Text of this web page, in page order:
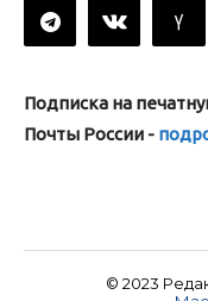
Подписка на
Почты России -
© 2023